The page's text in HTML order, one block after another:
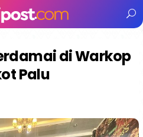
di Warkop
Palu